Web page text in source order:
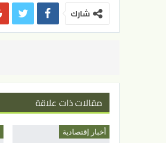
شارك
مقالات ذات علاقة
أخبار إقتصادية